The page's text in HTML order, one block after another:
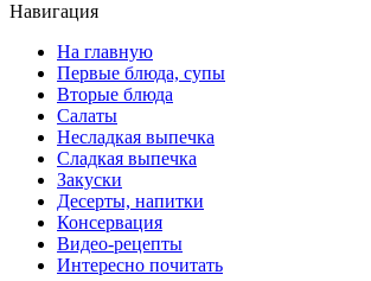
Навигация
На главную
Первые блюда, супы
Вторые блюда
Салаты
Несладкая выпечка
Сладкая выпечка
Закуски
Десерты, напитки
Консервация
Видео-рецепты
Интересно почитать